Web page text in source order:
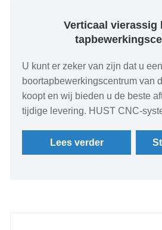
Verticaal vierassig
U kunt er zeker van zijn dat u
boortapbewerkingscentrum van
koopt en wij bieden u de beste
tijdige levering. HUST CNC-
dialoog, intuïtieve
bediening. Gewone mensen
Lees verder